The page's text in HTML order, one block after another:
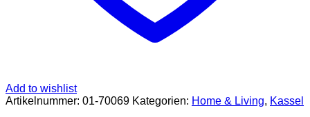
Add to wishlist
Artikelnummer: 01-70069 Kategorien: Home & Living, Kassel